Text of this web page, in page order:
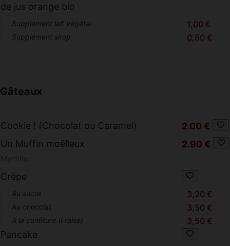
de jus orange bio
Supplément lait végétal 1,00 €
Supplément sirop 0,50 €
Gâteaux
Cookie ! (Chocolat ou Caramel)
2.00 €
Un Muffin moëlleux
2.90 €
Crêpe
Au sucre 3,20 €
Au chocolat 3,50 €
A la confiture (Fraise) 3,50 €
Pancake